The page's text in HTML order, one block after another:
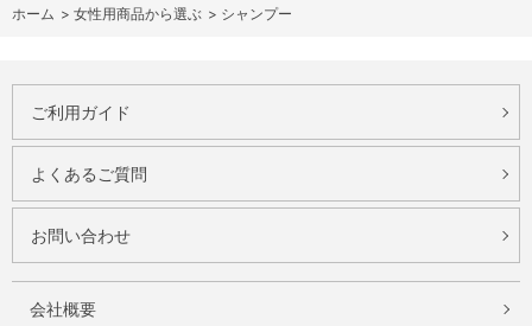
ホーム > 女性用商品から選ぶ > シャンプー
ご利用ガイド
よくあるご質問
お問い合わせ
会社概要